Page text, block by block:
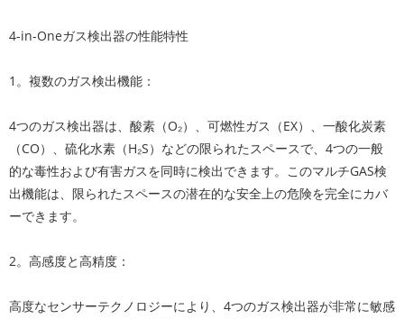
4-in-Oneガス検出器の性能特性
1。複数のガス検出機能：
4つのガス検出器は、酸素（O₂）、可燃性ガス（EX）、一酸化炭素
（CO）、硫化水素（H₂S）などの限られたスペースで、4つの一般
的な毒性および有害ガスを同時に検出できます。このマルチGAS検
出機能は、限られたスペースの潜在的な安全上の危険を完全にカバ
ーできます。
2。高感度と高精度：
高度なセンサーテクノロジーにより、4つのガス検出器が非常に敏感